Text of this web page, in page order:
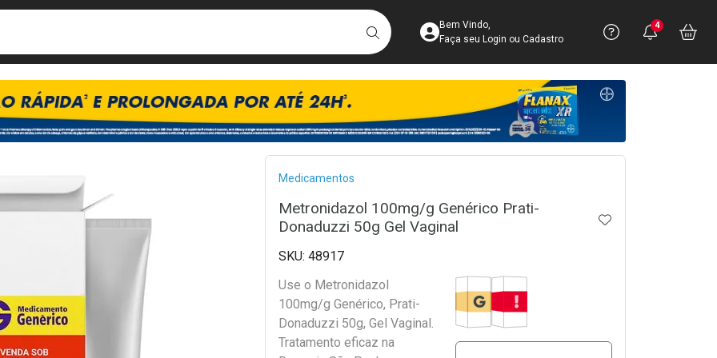
BUSCARAcesse sua Conta
Bem Vindo,
Faça seu Login ou Cadastro
Precisa
Ver Recursos
Você
4
Breadcrumb
Medicamentos
Metronidazol 100mg/g Genérico Prati-
Donaduzzi 50g Gel Vaginal
ADICIONAR AOS
48917
Use o Metronidazol
100mg/g Genérico, Prati-
Donaduzzi 50g, Gel Vaginal.
Tratamento eficaz na